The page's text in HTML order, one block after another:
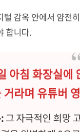
감옥 안에서 얌전
합니다.
아침 화장실에
거라며 유튜버
그 자극적인 희망